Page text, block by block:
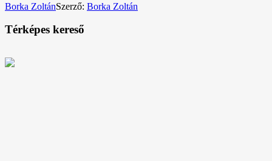
Borka ZoltánSzerző: Borka Zoltán
Térképes kereső